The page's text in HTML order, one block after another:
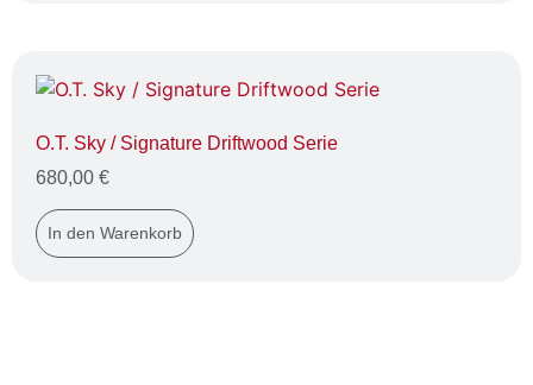
O.T. Sky / Signature Driftwood Serie
680,00 €
In den Warenkorb